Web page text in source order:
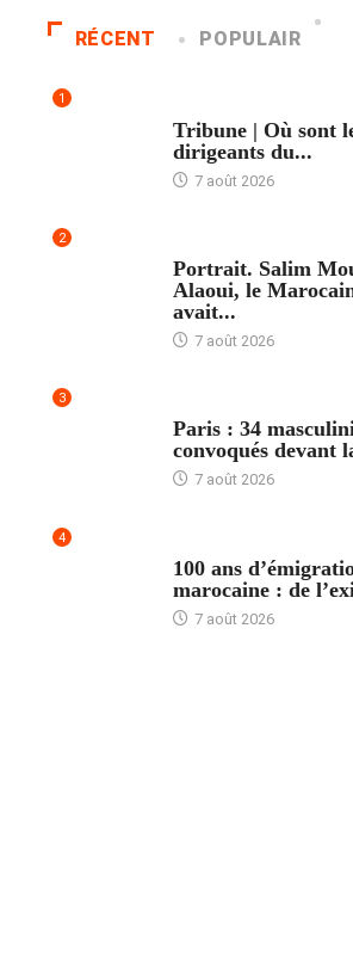
RÉCENT POPULAIR
1
Tribune | Où sont
dirigeants du...
7 août 2026
2
Portrait. Salim
Alaoui, le
avait...
7 août 2026
3
Paris : 34
convoqués devant
7 août 2026
4
100 ans
marocaine : de
7 août 2026